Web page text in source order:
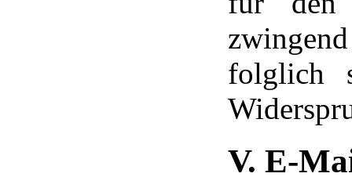
folglich
V. E-